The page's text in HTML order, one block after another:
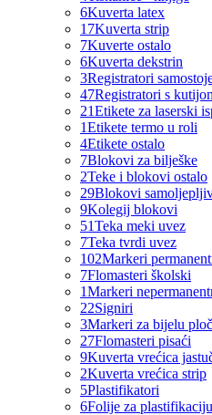
6Kuverta latex
17Kuverta strip
7Kuverte ostalo
6Kuverta dekstrin
3Registratori
47Registratori s
21Etikete za laserski
1Etikete termo u roli
4Etikete ostalo
7Blokovi za bilješke
2Teke i blokovi ostalo
29Blokovi
9Kolegij blokovi
51Teka meki uvez
7Teka tvrdi uvez
102Markeri
7Flomasteri školski
1Markeri
22Signiri
3Markeri za bijelu
27Flomasteri pisaći
9Kuverta vrećica
2Kuverta vrećica strip
5Plastifikatori
6Folije za plastifikaciju